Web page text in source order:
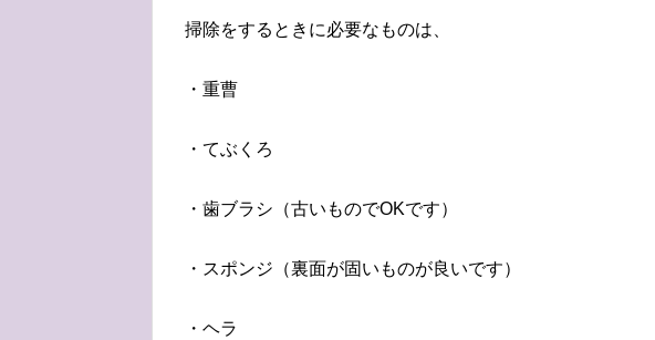
掃除をするときに必要なものは、
・重曹
・てぶくろ
・歯ブラシ（古いものでOKです）
・スポンジ（裏面が固いものが良いです）
・ヘラ